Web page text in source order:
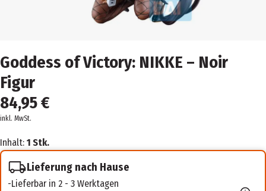
Goddess of Victory: NIKKE – Noir
Figur
84,95 €
inkl. MwSt.
Inhalt: 1 Stk.
Lieferung nach Hause
Lieferbar in 2 - 3 Werktagen